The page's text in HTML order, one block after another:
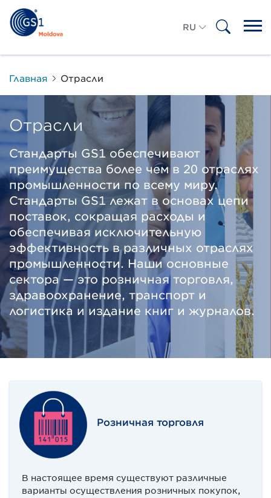
RU
RO
Главная Отрасли
Отрасли
Стандарты GS1 обеспечивают
преимущества более чем в 20 отраслях
промышленности по всему миру.
Стандарты GS1 лежат в основах цепи
поставок, сокращая расходы и
обеспечивая исключительную
эффективность в различных отраслях
промышленности. Наши основные
сектора — это розничная торговля,
здравоохранение, транспорт и
логистика и издание книг и журналов.
Розничная торговля
В настоящее время существуют различные
варианты осуществления розничных покупок,